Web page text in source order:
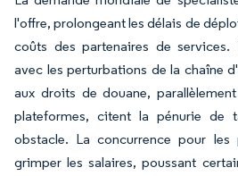
l'offre, prolongeant les délais de
coûts des partenaires de services.
avec les perturbations de la chaîne
aux droits de douane,
plateformes, citent la pénurie de
obstacle. La concurrence pour les
grimper les salaires, poussant